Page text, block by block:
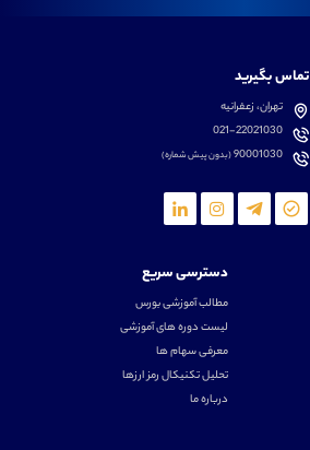
تماس بگیرید
تهران، زعفرانیه
021-22021030
90001030(بدون پیش شماره)
دسترسی سریع
مطالب آموزشی بورس
لیست دوره های آموزشی
معرفی سهام ها
تحلیل تکنیکال رمز ارزها
درباره ما